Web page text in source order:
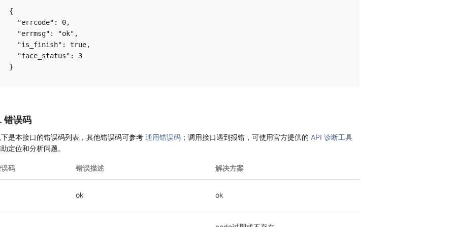
{
  "errcode": 0,
  "errmsg": "ok",
  "is_finish": true,
  "face_status": 3
错误码
是本接口的错误码列表，其他错误码可参考 通用错误码 ；调用接口遇到报错，可使用官方提供的 API 诊断工具
定位和分析问题。
码 错误描述 解决方案
ok ok